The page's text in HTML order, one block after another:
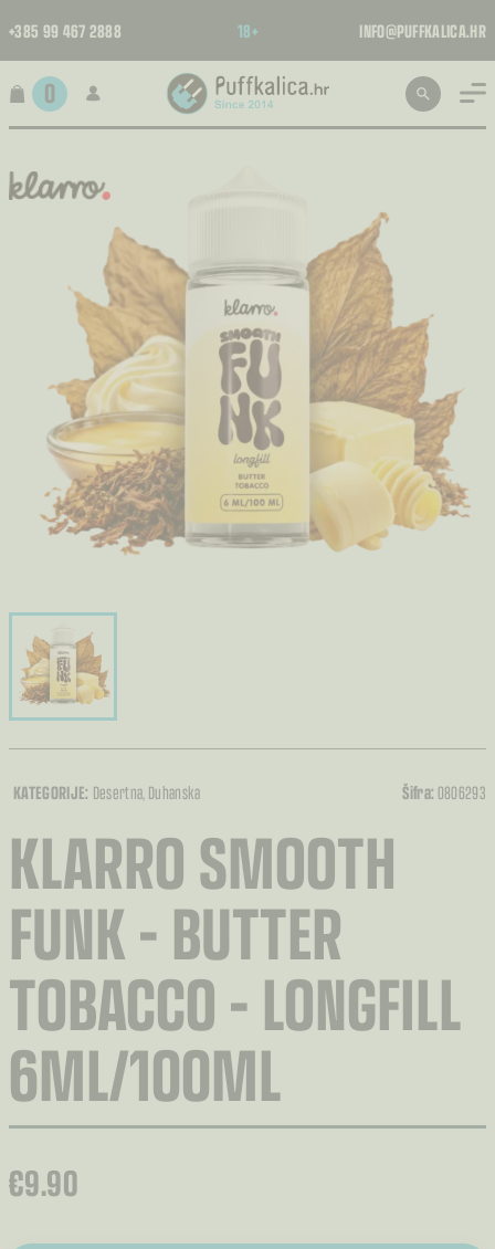
+385 99 467 2888 18+ INFO@PUFFKALICA.HR
0
KATEGORIJE: Desertna, Duhanska Šifra:0806293
KLARRO SMOOTH
FUNK – BUTTER
TOBACCO – LONGFILL
6ML/100ML
€9.90